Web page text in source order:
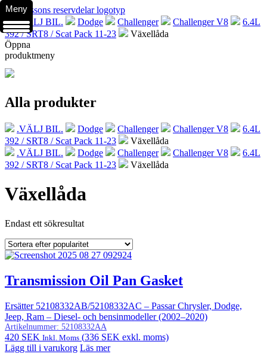
.VÄLJ BIL. Dodge Challenger Challenger V8
6.4L
392 / SRT8 / Scat Pack 11-23
Växellåda
Öppna
produktmeny
Alla produkter
.VÄLJ BIL. Dodge Challenger Challenger V8
6.4L
392 / SRT8 / Scat Pack 11-23
Växellåda
.VÄLJ BIL.
Dodge Challenger Challenger V8
6.4L
392 / SRT8 / Scat Pack 11-23
Växellåda
Växellåda
Endast ett sökresultat
Transmission Oil Pan Gasket
Ersätter 52108332AB/52108332AC – Passar Chrysler, Dodge,
Jeep, Ram – Diesel- och bensinmodeller (2002–2020)
Artikelnummer: 52108332AA
420 SEK Inkl. Moms (336 SEK exkl. moms)
Lägg till i varukorg Läs mer
Meny